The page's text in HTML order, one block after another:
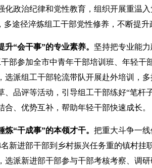
化政治纪律和党性教育，组织开展重温
多途径淬炼组工干部党性修养，不断提
升“会干事”的专业素养。 坚持把专业能
部参加全市中青年干部培训班、年轻
选派组工干部轮流带队开展赴外培训，
、品评等活动，引导组工干部练好“笔杆
合、优势互补，帮助年轻干部快速成长。
炼“干成事”的本领才干。 把重大斗争一
新进部干部到乡村振兴任务重的镇村
选派新进部干部参与干部考核考察、调